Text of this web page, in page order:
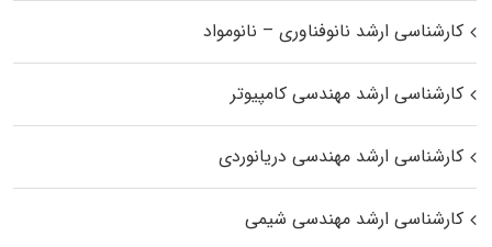
کارشناسی ارشد نانوفناوری – نانومواد
کارشناسی ارشد مهندسی کامپیوتر
کارشناسی ارشد مهندسی دریانوردی
کارشناسی ارشد مهندسی شیمی